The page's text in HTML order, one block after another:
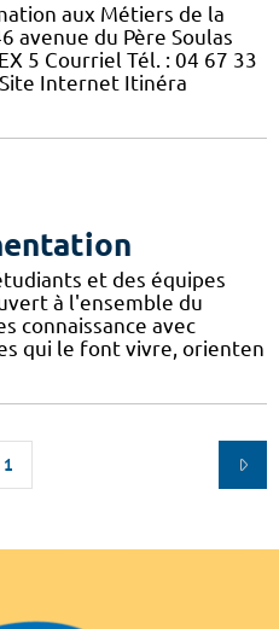
aux Métiers de la
avenue du Père Soulas
5 Courriel Tél. : 04 67 33
Site Internet Itinéra
et des équipes
à l'ensemble du
connaissance avec
qui le font vivre, orienten
1